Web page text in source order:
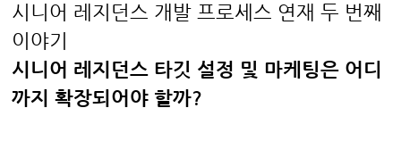
시니어 레지던스 개발 프로세스 연재 두 번째
이야기
시니어 레지던스 타깃 설정 및 마케팅은 어디
까지 확장되어야 할까?